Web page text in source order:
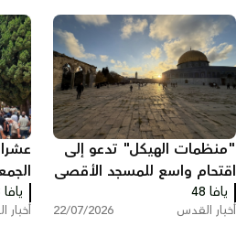
"منظمات الهيكل" تدعو إلى
اقتحام واسع للمسجد الأقصى
الخميس
يافا 48
أخبار القدس 22/07/2026
يافا 48